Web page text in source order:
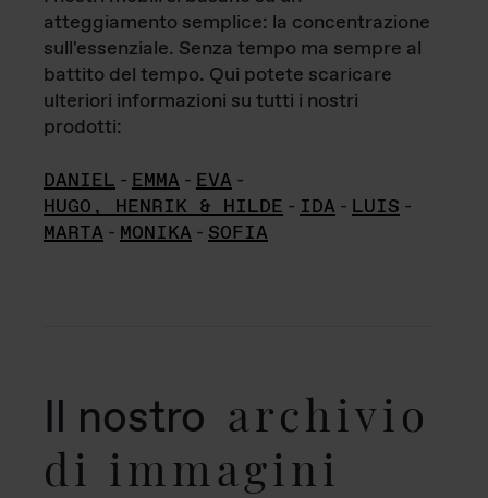
atteggiamento semplice: la concentrazione
sull'essenziale. Senza tempo ma sempre al
battito del tempo. Qui potete scaricare
ulteriori informazioni su tutti i nostri
prodotti:
DANIEL - EMMA - EVA -
HUGO, HENRIK & HILDE - IDA - LUIS -
MARTA - MONIKA - SOFIA
Il nostro archivio
di immagini